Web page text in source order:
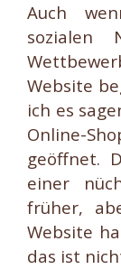
Auch
sozialen
Website
ich es
Online-
geöffnet.
einer
früher,
Website
das ist